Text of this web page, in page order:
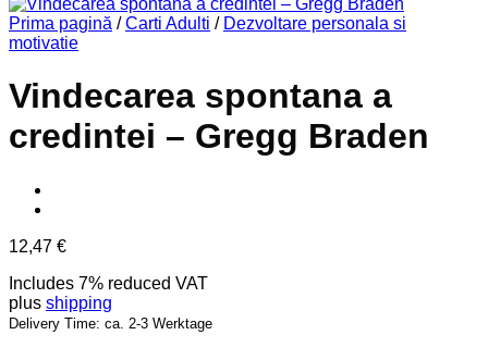
Prima pagină / Carti Adulti / Dezvoltare personala si
motivatie
Vindecarea spontana a
credintei – Gregg Braden
12,47 €
Includes 7% reduced VAT
plus shipping
Delivery Time: ca. 2-3 Werktage